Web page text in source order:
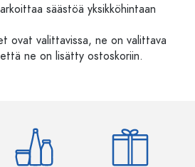
säästöä yksikköhintaan
ovat valittavissa, ne on valittava
ne on lisätty ostoskoriin.